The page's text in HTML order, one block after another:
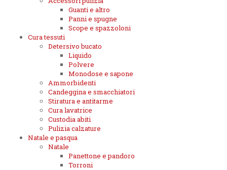
Guanti e altro
Panni e spugne
Scope e spazzoloni
Cura tessuti
Detersivo bucato
Liquido
Polvere
Monodose e sapone
Ammorbidenti
Candeggina e smacchiatori
Stiratura e antitarme
Cura lavatrice
Custodia abiti
Pulizia calzature
Natale e pasqua
Natale
Panettone e pandoro
Torroni